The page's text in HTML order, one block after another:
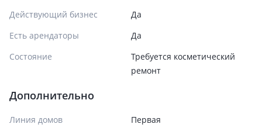
Действующий бизнес
Да
Есть арендаторы
Да
Состояние
Требуется косметический
ремонт
Дополнительно
Линия домов
Первая